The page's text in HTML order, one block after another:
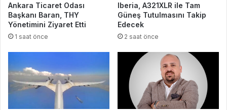
Ankara Ticaret Odası
Başkanı Baran, THY
Yönetimini Ziyaret Etti
1 saat önce
Iberia, A321XLR ile Tam
Güneş Tutulmasını Takip
Edecek
2 saat önce